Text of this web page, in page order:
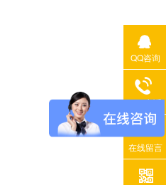
QQ咨询
400电话
在线留言